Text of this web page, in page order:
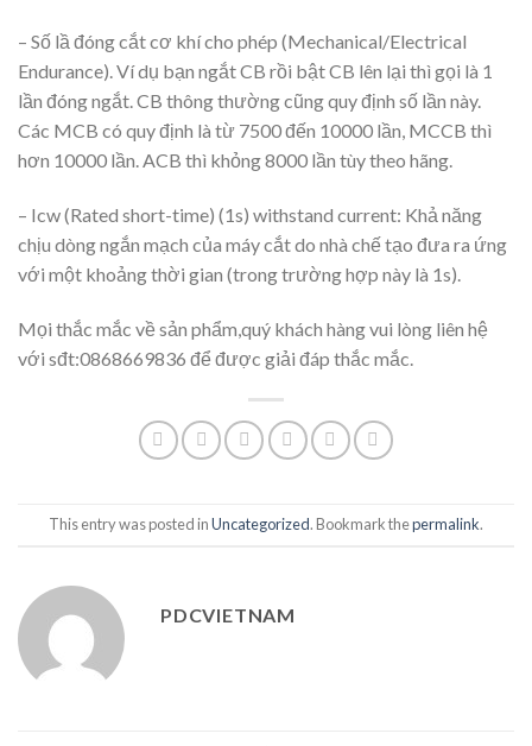
– Số lầ đóng cắt cơ khí cho phép (Mechanical/Electrical
Endurance). Ví dụ bạn ngắt CB rồi bật CB lên lại thì gọi là 1
lần đóng ngắt. CB thông thường cũng quy định số lần này.
Các MCB có quy định là từ 7500 đến 10000 lần, MCCB thì
hơn 10000 lần. ACB thì khỏng 8000 lần tùy theo hãng.
– Icw (Rated short-time) (1s) withstand current: Khả năng
chịu dòng ngắn mạch của máy cắt do nhà chế tạo đưa ra ứng
với một khoảng thời gian (trong trường hợp này là 1s).
Mọi thắc mắc về sản phẩm,quý khách hàng vui lòng liên hệ
với sđt:0868669836 để được giải đáp thắc mắc.
This entry was posted inUncategorized. Bookmark thepermalink.
PDCVIETNAM